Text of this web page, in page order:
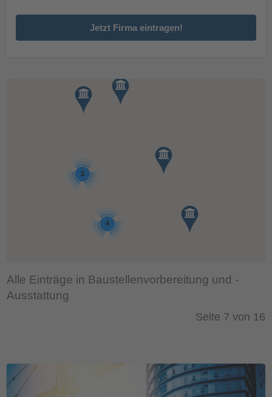
Jetzt Firma eintragen!
2
4
Alle Einträge in Baustellenvorbereitung und -
Ausstattung
Seite 7 von 16